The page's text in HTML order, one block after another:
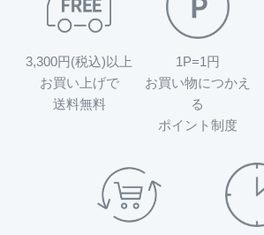
3,300円(税込)以上
お買い上げで
送料無料
1P=1円
お買い物につかえ
る
ポイント制度